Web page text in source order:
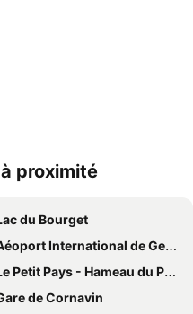
proximité
du Bourget
International de Genève
Petit Pays - Hameau du Père Noël
de Cornavin